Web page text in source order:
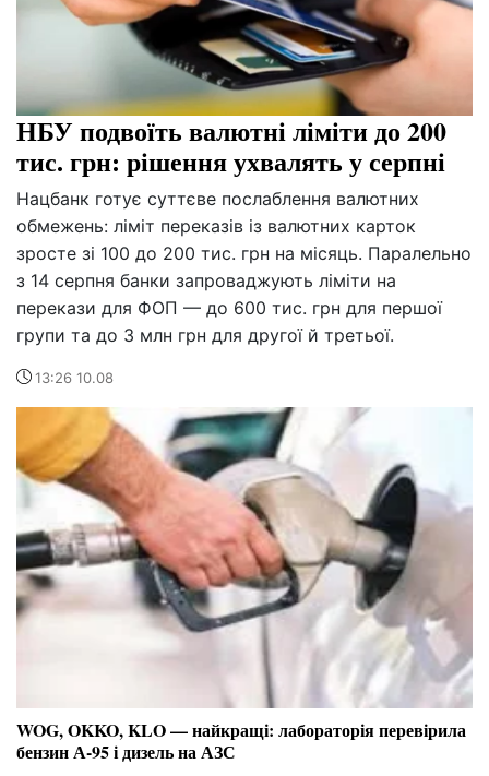
НБУ подвоїть валютні ліміти до 200
тис. грн: рішення ухвалять у серпні
Нацбанк готує суттєве послаблення валютних
обмежень: ліміт переказів із валютних карток
зросте зі 100 до 200 тис. грн на місяць. Паралельно
з 14 серпня банки запроваджують ліміти на
перекази для ФОП — до 600 тис. грн для першої
групи та до 3 млн грн для другої й третьої.
13:26 10.08
WOG, OKKO, KLO — найкращі: лабораторія перевірила
бензин А-95 і дизель на АЗС